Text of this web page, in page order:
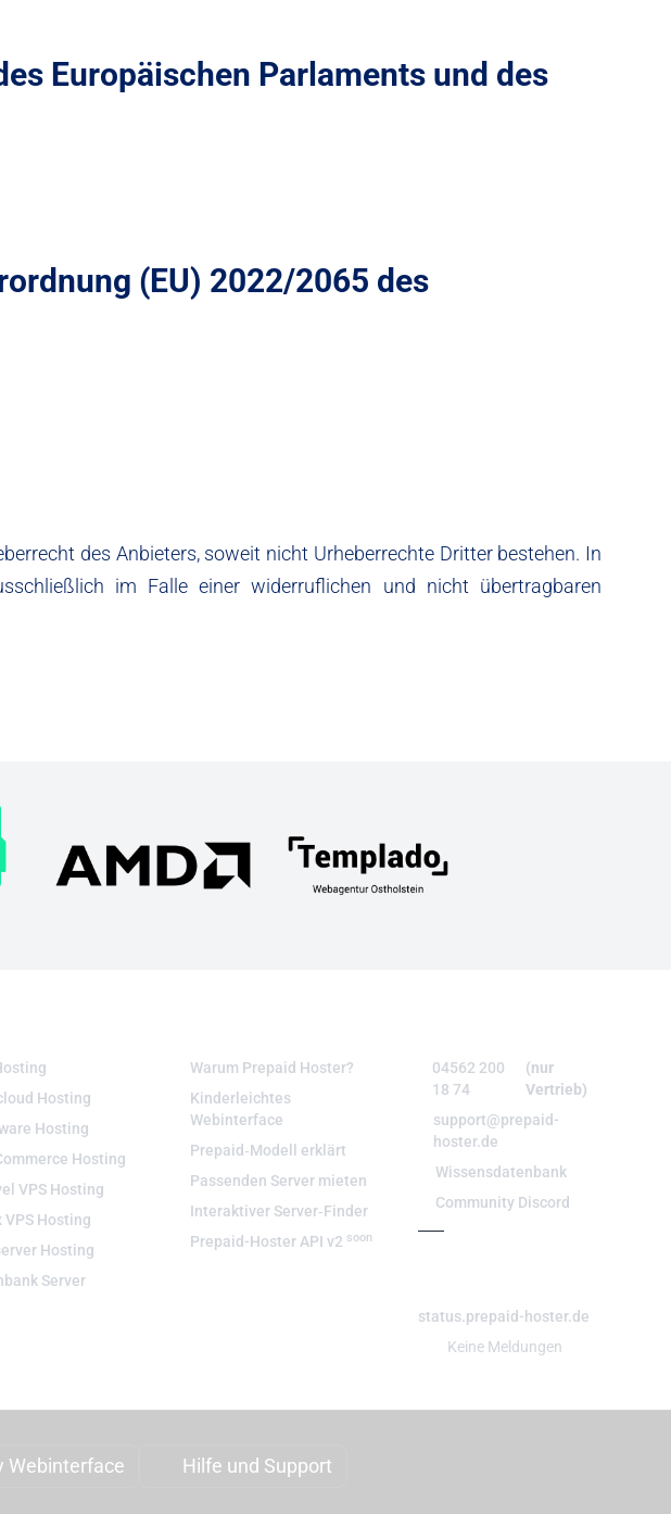
Europäischen Parlaments und des
(EU) 2022/2065 des
des Anbieters, soweit nicht Urheberrechte Dritter bestehen. In
im Falle einer widerruflichen und nicht übertragbaren
Hosting
Hosting
Hosting
VPS Hosting
VPS Hosting
Hosting
Server
Warum Prepaid Hoster?
Kinderleichtes
Webinterface
Prepaid‑Modell erklärt
Passenden Server mieten
Interaktiver Server‑Finder
Prepaid-Hoster API v2 soon
04562 200
18 74
(nur
Vertrieb)
support@prepaid-
hoster.de
Wissensdatenbank
Community Discord
status.prepaid-hoster.de
Keine Meldungen
Webinterface Hilfe und Support